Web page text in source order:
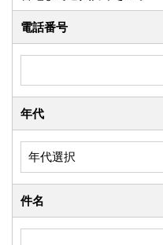
電話番号
年代
件名